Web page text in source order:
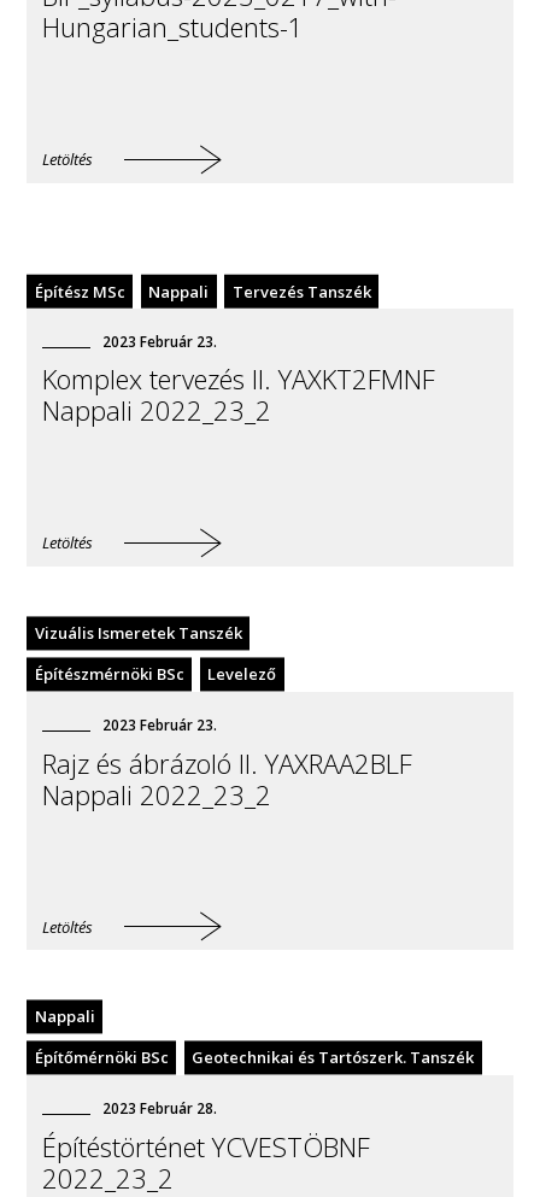
Tűzvédelmi és Épanyag t. Tanszék
Kritériumtárgy
Hungarian_students-1
Letöltés
Építész MSc Nappali Tervezés Tanszék
2023 Február 23.
Komplex tervezés II. YAXKT2FMNF
Nappali 2022_23_2
Letöltés
Építészmérnöki BSc Levelező
Vizuális Ismeretek Tanszék
2023 Február 23.
Rajz és ábrázoló II. YAXRAA2BLF
Nappali 2022_23_2
Letöltés
Építőmérnöki BSc Geotechnikai és Tartószerk. Tanszék
Nappali
2023 Február 28.
Építéstörténet YCVESTÖBNF
2022_23_2